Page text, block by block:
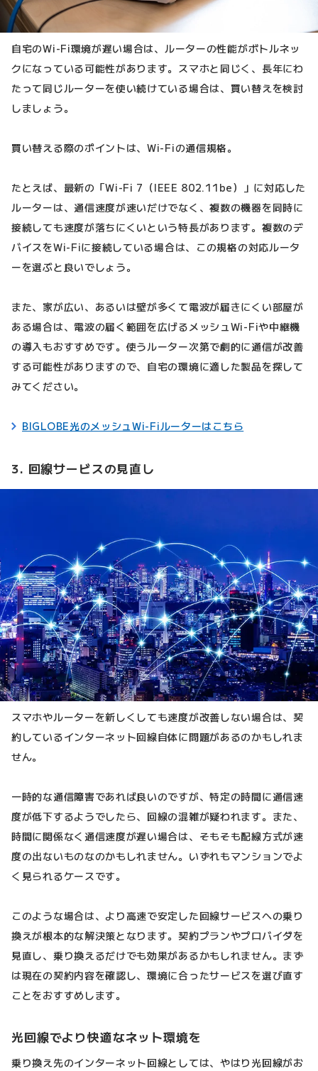
自宅のWi-Fi環境が遅い場合は、ルーターの性能がボトルネッ
クになっている可能性があります。スマホと同じく、長年にわ
たって同じルーターを使い続けている場合は、買い替えを検討
しましょう。
買い替える際のポイントは、Wi-Fiの通信規格。
たとえば、最新の「Wi-Fi 7（IEEE 802.11be）」に対応した
ルーターは、通信速度が速いだけでなく、複数の機器を同時に
接続しても速度が落ちにくいという特長があります。複数のデ
バイスをWi-Fiに接続している場合は、この規格の対応ルータ
ーを選ぶと良いでしょう。
また、家が広い、あるいは壁が多くて電波が届きにくい部屋が
ある場合は、電波の届く範囲を広げるメッシュWi-Fiや中継機
の導入もおすすめです。使うルーター次第で劇的に通信が改善
する可能性がありますので、自宅の環境に適した製品を探して
みてください。
BIGLOBE光のメッシュWi-Fiルーターはこちら
3. 回線サービスの見直し
スマホやルーターを新しくしても速度が改善しない場合は、契
約しているインターネット回線自体に問題があるのかもしれま
せん。
一時的な通信障害であれば良いのですが、特定の時間に通信速
度が低下するようでしたら、回線の混雑が疑われます。また、
時間に関係なく通信速度が遅い場合は、そもそも配線方式が速
度の出ないものなのかもしれません。いずれもマンションでよ
く見られるケースです。
このような場合は、より高速で安定した回線サービスへの乗り
換えが根本的な解決策となります。契約プランやプロバイダを
見直し、乗り換えるだけでも効果があるかもしれません。まず
は現在の契約内容を確認し、環境に合ったサービスを選び直す
ことをおすすめします。
光回線でより快適なネット環境を
乗り換え先のインターネット回線としては、やはり光回線がお